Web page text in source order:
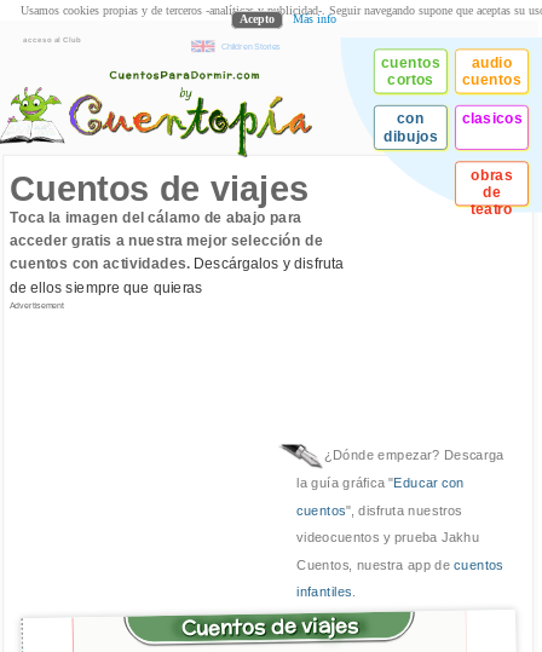
acceso al Club
Children Stories
cuentos
cortos
audio
cuentos
con
dibujos
clasicos
obras
de
teatro
Cuentos de viajes
Toca la imagen del cálamo de abajo para
acceder gratis a nuestra mejor selección de
cuentos con actividades.Descárgalos y disfruta
de ellos siempre que quieras
Advertisement
¿Dónde empezar? Descarga
la guía gráfica "Educar con
cuentos", disfruta nuestros
videocuentos y prueba Jakhu
Cuentos, nuestra app decuentos
infantiles.
Cuentos de viajes
Usamos cookies propias y de terceros -analíticas y publicidad-. Seguir navegando supone que aceptas su
Acepto Más info